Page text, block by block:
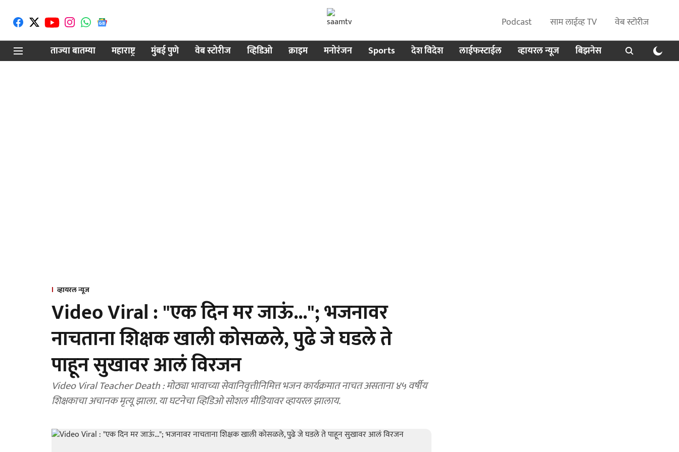
Podcast साम लाईव्ह TV
वेब स्टोरीज
ताज्या बातम्या
महाराष्ट्र मुंबई पुणे वेब स्टोरीज व्हिडिओ क्राइम मनोरंजन Sports देश विदेश लाईफस्टाईल व्हायरल न्यूज बिझनेस
व्हायरल न्यूज
Video Viral : "एक दिन मर जाऊं..."; भजनावर
नाचताना शिक्षक खाली कोसळले, पुढे जे घडले ते
पाहून सुखावर आलं विरजन
Video Viral Teacher Death : मोठ्या भावाच्या सेवानिवृत्तीनिमित्त भजन कार्यक्रमात नाचत असताना ४५ वर्षीय
शिक्षकाचा अचानक मृत्यू झाला. या घटनेचा व्हिडिओ सोशल मीडियावर व्हायरल झालाय.